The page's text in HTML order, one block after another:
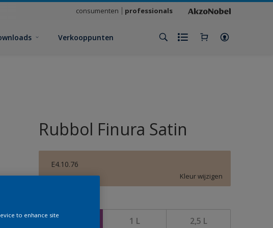
consumenten professionals
Verkooppunten
Rubbol Finura Satin
E4.10.76
Kleur wijzigen
500 ML 1 L 2,5 L
to enhance site